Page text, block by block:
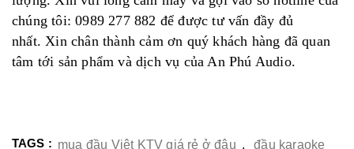
chúng tôi: 0989 277 882 để được tư vấn đầy đủ
nhất. Xin chân thành cảm ơn quý khách hàng đã quan
tâm tới sản phẩm và dịch vụ của An Phú Audio.
TAGS : mua đầu Việt KTV giá rẻ ở đâu ,
đầu karaoke